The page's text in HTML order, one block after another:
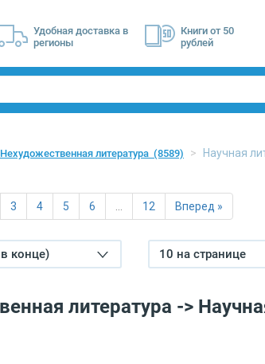
Удобная доставка в
регионы
Книги от 50
рублей
Нехудожественная литература (8589) Научная
3 4 5 6 12 Вперед »
конце) 10 на странице
литература ->